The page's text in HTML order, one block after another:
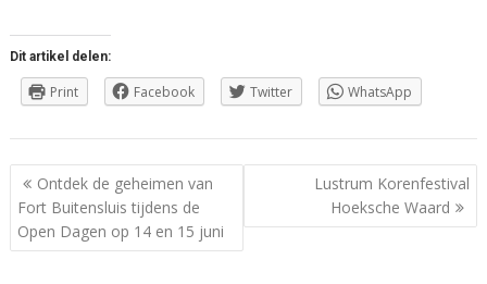
Dit artikel delen:
Print Facebook Twitter WhatsApp
Berichtnavigatie
Ontdek de geheimen van
Fort Buitensluis tijdens de
Open Dagen op 14 en 15 juni
Lustrum Korenfestival
Hoeksche Waard